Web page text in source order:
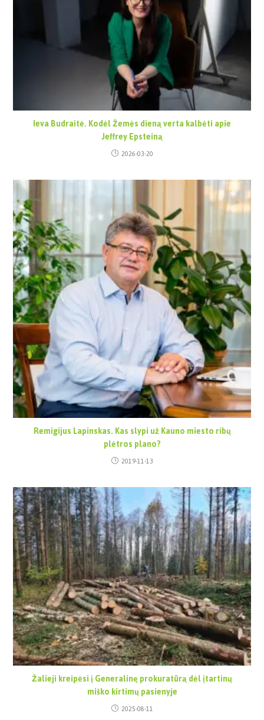
Ieva Budraitė. Kodėl Žemės dieną verta kalbėti apie
Jeffrey Epsteiną
2026-03-20
Remigijus Lapinskas. Kas slypi už Kauno miesto ribų
plėtros plano?
2019-11-13
Žalieji kreipėsi į Generalinę prokuratūrą dėl įtartinų
miško kirtimų pasienyje
2025-08-11